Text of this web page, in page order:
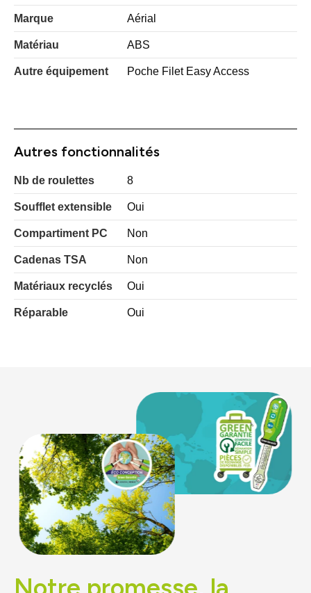
Marque Aérial
Matériau ABS
Autre équipement Poche Filet Easy Access
Autres fonctionnalités
Nb de roulettes 8
Soufflet extensible Oui
Compartiment PC Non
Cadenas TSA Non
Matériaux recyclés Oui
Réparable Oui